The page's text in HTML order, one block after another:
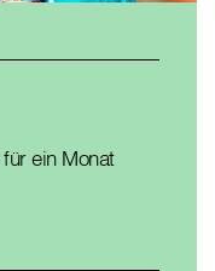
ein Monat